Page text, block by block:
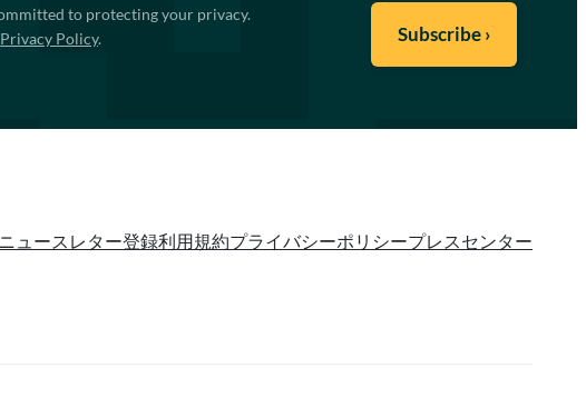
to protecting your privacy.
Privacy Policy.
ニュースレター登録利用規約プライバシーポリシープレスセンター